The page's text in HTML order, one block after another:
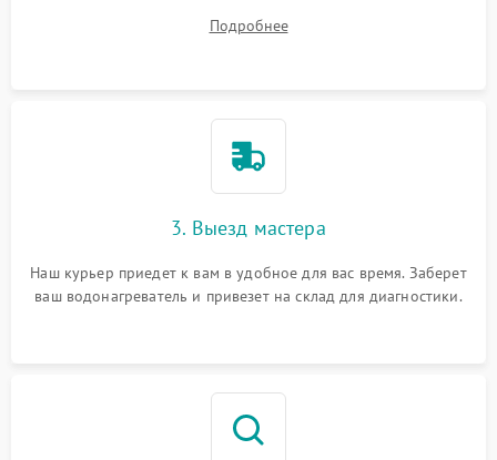
Подробнее
3. Выезд мастера
Наш курьер приедет к вам в удобное для вас время. Заберет
ваш водонагреватель и привезет на склад для диагностики.